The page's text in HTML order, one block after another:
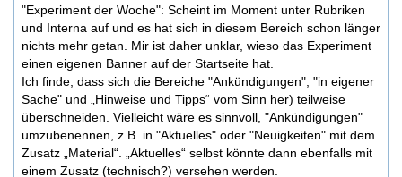
"Experiment der Woche": Scheint im Moment unter Rubriken
und Interna auf und es hat sich in diesem Bereich schon länger
nichts mehr getan. Mir ist daher unklar, wieso das Experiment
einen eigenen Banner auf der Startseite hat.
Ich finde, dass sich die Bereiche "Ankündigungen", "in eigener
Sache" und „Hinweise und Tipps“ vom Sinn her) teilweise
überschneiden. Vielleicht wäre es sinnvoll, "Ankündigungen"
umzubenennen, z.B. in "Aktuelles" oder "Neuigkeiten" mit dem
Zusatz „Material“. „Aktuelles“ selbst könnte dann ebenfalls mit
einem Zusatz (technisch?) versehen werden.